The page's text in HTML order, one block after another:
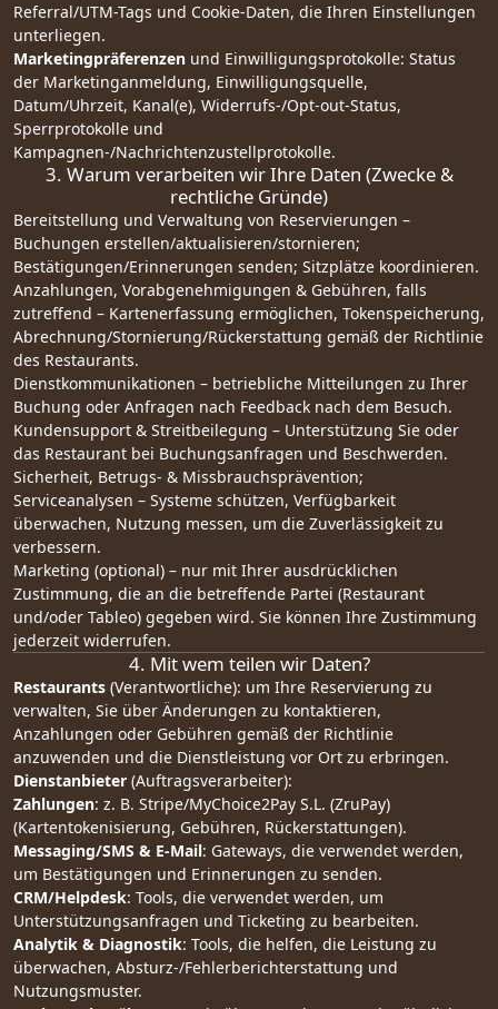
Referral/UTM-Tags und Cookie-Daten, die Ihren Einstellungen
unterliegen.
Marketingpräferenzen und Einwilligungsprotokolle: Status
der Marketinganmeldung, Einwilligungsquelle,
Datum/Uhrzeit, Kanal(e), Widerrufs-/Opt-out-Status,
Sperrprotokolle und
Kampagnen-/Nachrichtenzustellprotokolle.
3. Warum verarbeiten wir Ihre Daten (Zwecke &
rechtliche Gründe)
Bereitstellung und Verwaltung von Reservierungen –
Buchungen erstellen/aktualisieren/stornieren;
Bestätigungen/Erinnerungen senden; Sitzplätze koordinieren.
Anzahlungen, Vorabgenehmigungen & Gebühren, falls
zutreffend – Kartenerfassung ermöglichen, Tokenspeicherung,
Abrechnung/Stornierung/Rückerstattung gemäß der Richtlinie
des Restaurants.
Dienstkommunikationen – betriebliche Mitteilungen zu Ihrer
Buchung oder Anfragen nach Feedback nach dem Besuch.
Kundensupport & Streitbeilegung – Unterstützung Sie oder
das Restaurant bei Buchungsanfragen und Beschwerden.
Sicherheit, Betrugs- & Missbrauchsprävention;
Serviceanalysen – Systeme schützen, Verfügbarkeit
überwachen, Nutzung messen, um die Zuverlässigkeit zu
verbessern.
Marketing (optional) – nur mit Ihrer ausdrücklichen
Zustimmung, die an die betreffende Partei (Restaurant
und/oder Tableo) gegeben wird. Sie können Ihre Zustimmung
jederzeit widerrufen.
4. Mit wem teilen wir Daten?
Restaurants (Verantwortliche): um Ihre Reservierung zu
verwalten, Sie über Änderungen zu kontaktieren,
Anzahlungen oder Gebühren gemäß der Richtlinie
anzuwenden und die Dienstleistung vor Ort zu erbringen.
Dienstanbieter (Auftragsverarbeiter):
Zahlungen: z. B. Stripe/MyChoice2Pay S.L. (ZruPay)
(Kartentokenisierung, Gebühren, Rückerstattungen).
Messaging/SMS & E-Mail: Gateways, die verwendet werden,
um Bestätigungen und Erinnerungen zu senden.
CRM/Helpdesk: Tools, die verwendet werden, um
Unterstützungsanfragen und Ticketing zu bearbeiten.
Analytik & Diagnostik: Tools, die helfen, die Leistung zu
überwachen, Absturz-/Fehlerberichterstattung und
Nutzungsmuster.